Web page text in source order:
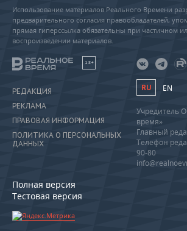
Использование материалов Реального Времени
предварительного согласия правообладателей,
прямая гиперссылка обязательны при частичном
воспроизведении материалов.
18+
РЕДАКЦИЯ
РЕКЛАМА
ПРАВОВАЯ ИНФОРМАЦИЯ
ПОЛИТИКА О ПЕРСОНАЛЬНЫХ
ДАННЫХ
Полная версия
Тестовая версия
RU EN
Учредитель
время»
Главный
Телефон
90-80